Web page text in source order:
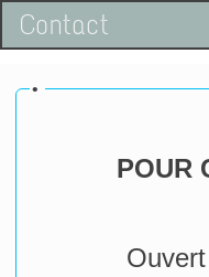
Contact
•
POUR